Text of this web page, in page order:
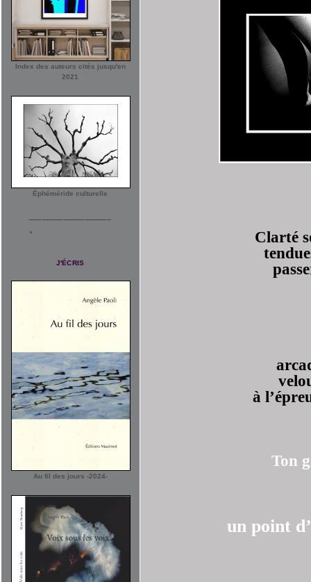
Index des auteurs cités jusqu'en
2021
Éphéméride culturelle
J'ÉCRIS
Au fil des jours -2024-
Clarté
à
Ton
un point d’